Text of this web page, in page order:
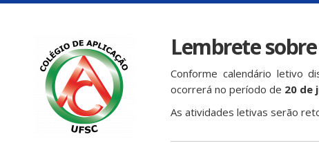
Lembrete
Conforme calendário letivo
ocorrerá no período de 20 de
As atividades letivas serão